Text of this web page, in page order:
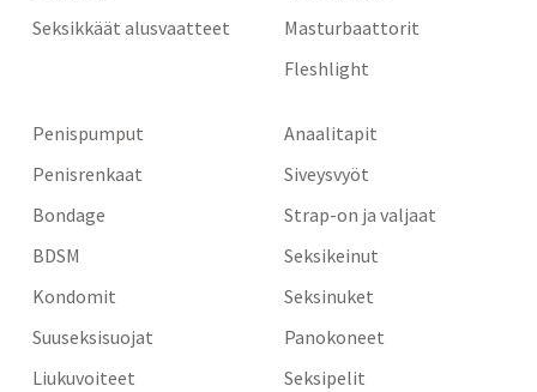
Seksikkäät alusvaatteet
Masturbaattorit
Fleshlight
Penispumput
Penisrenkaat
Bondage
BDSM
Kondomit
Suuseksisuojat
Liukuvoiteet
Anaalitapit
Siveysvyöt
Strap-on ja valjaat
Seksikeinut
Seksinuket
Panokoneet
Seksipelit